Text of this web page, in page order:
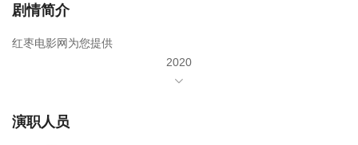
剧情简介
红枣电影网为您提供
2020
演职人员